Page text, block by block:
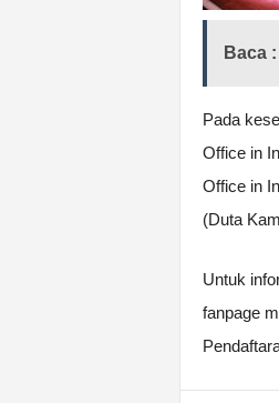
Baca :
Pada
Office in
Office in
(Duta
Untuk
fanpage